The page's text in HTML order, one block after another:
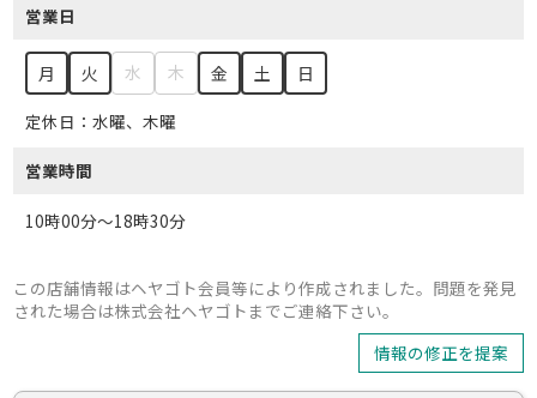
営業日
月 火 水 木 金 土 日
定休日：水曜、木曜
営業時間
10時00分～18時30分
この店舗情報はヘヤゴト会員等により作成されました。問題を発見
された場合は株式会社ヘヤゴトまでご連絡下さい。
情報の修正を提案